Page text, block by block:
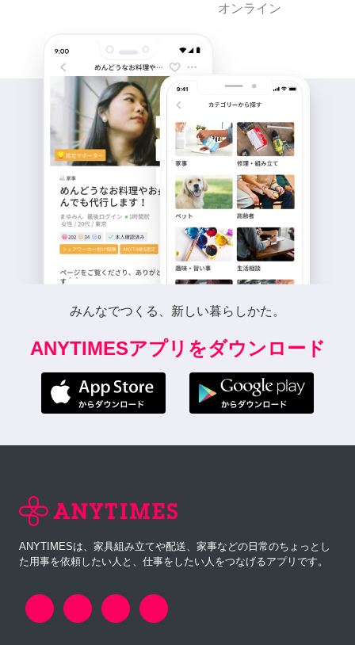
オンライン
みんなでつくる、新しい暮らしかた。
ANYTIMESアプリをダウンロード
ANYTIMESは、家具組み立てや配送、家事などの日常のちょっとし
た用事を依頼したい人と、仕事をしたい人をつなげるアプリです。